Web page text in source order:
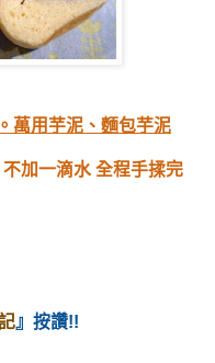
萬用芋泥、麵包芋泥
加一滴水 全程手揉完
』按讚!!